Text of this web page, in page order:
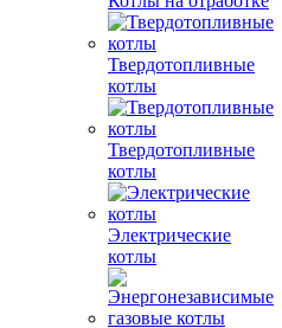
Твердотопливные
котлы
Твердотопливные
котлы
Электрические
котлы